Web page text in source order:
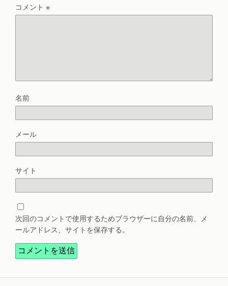
コメント ※
名前
メール
サイト
次回のコメントで使用するためブラウザーに自分の名前、メ
ールアドレス、サイトを保存する。